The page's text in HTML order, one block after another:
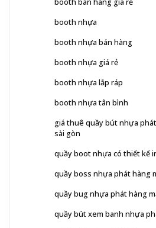
booth nhựa
booth nhựa bán hàng
booth nhựa giá rẻ
booth nhựa lắp ráp
booth nhựa tân bình
giá thuê quầy bút nhựa
sài gòn
quầy boot nhựa có thiết kế
quầy boss nhựa phát hàng
quầy bug nhựa phát hàng
quầy bút xem banh nhựa